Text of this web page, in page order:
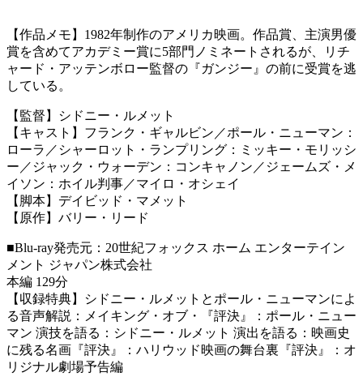
【作品メモ】1982年制作のアメリカ映画。作品賞、主演男優
賞を含めてアカデミー賞に5部門ノミネートされるが、リチ
ャード・アッテンボロー監督の『ガンジー』の前に受賞を逃
している。
【監督】シドニー・ルメット
【キャスト】フランク・ギャルビン／ポール・ニューマン：
ローラ／シャーロット・ランプリング：ミッキー・モリッシ
ー／ジャック・ウォーデン：コンキャノン／ジェームズ・メ
イソン：ホイル判事／マイロ・オシェイ
【脚本】デイビッド・マメット
【原作】バリー・リード
■Blu-ray発売元：20世紀フォックス ホーム エンターテイン
メント ジャパン株式会社
本編 129分
【収録特典】シドニー・ルメットとポール・ニューマンによ
る音声解説：メイキング・オブ・『評決』：ポール・ニュー
マン 演技を語る：シドニー・ルメット 演出を語る：映画史
に残る名画『評決』：ハリウッド映画の舞台裏『評決』：オ
リジナル劇場予告編